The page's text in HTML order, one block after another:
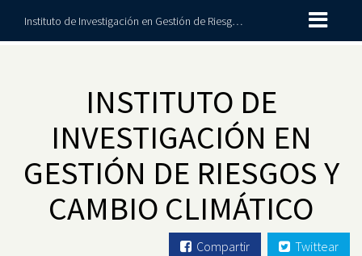
Instituto de Investigación en Gestión de Riesgos y Cambio Climático
INSTITUTO DE
INVESTIGACIÓN EN
GESTIÓN DE RIESGOS Y
CAMBIO CLIMÁTICO
Compartir Twittear